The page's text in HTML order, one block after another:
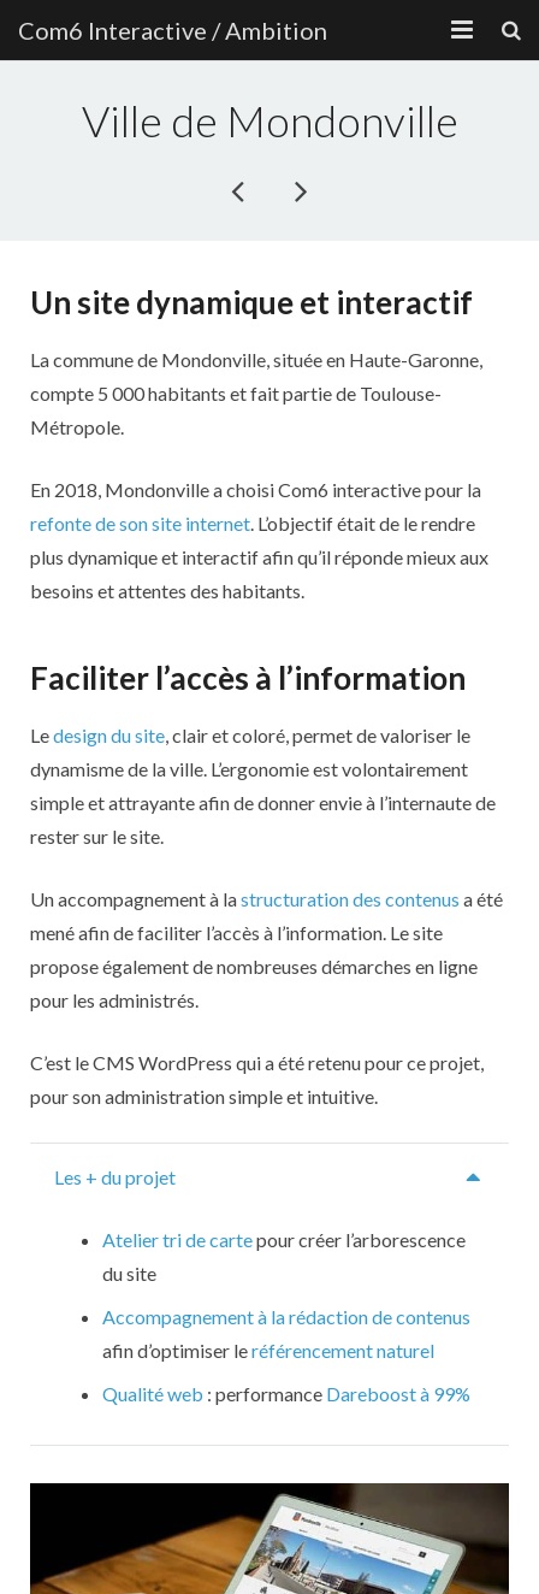
Com6 Interactive / Ambition
NOS RÉFÉRENCES
L’ÉQUIPE
LE BLOG
CONTACT
Ville de Mondonville
Un site dynamique et interactif
La commune de Mondonville, située en Haute-Garonne,
compte 5 000 habitants et fait partie de Toulouse-
Métropole.
En 2018, Mondonville a choisi Com6 interactive pour la
refonte de son site internet. L’objectif était de le rendre
plus dynamique et interactif afin qu’il réponde mieux aux
besoins et attentes des habitants.
Faciliter l’accès à l’information
Ledesign du site, clair et coloré, permet de valoriser le
dynamisme de la ville. L’ergonomie est volontairement
simple et attrayante afin de donner envie à l’internaute de
rester sur le site.
Un accompagnement à lastructuration des contenus a été
mené afin de faciliter l’accès à l’information. Le site
propose également de nombreuses démarches en ligne
pour les administrés.
C’est le CMS WordPress qui a été retenu pour ce projet,
pour son administration simple et intuitive.
Les + du projet
Atelier tri de cartepour créer l’arborescence
du site
Accompagnement à la rédaction de contenus
afin d’optimiser leréférencement naturel
Qualité web : performance Dareboost à 99%